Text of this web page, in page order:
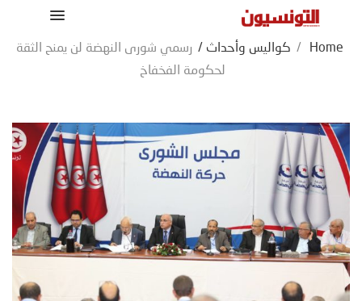
Home
/ كواليس وأحداث / رسمي شورى النهضة لن يمنح الثقة
لحكومة الفخفاخ